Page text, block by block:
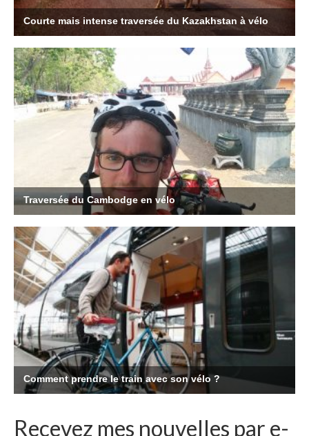
Recevez mes nouvelles par e-